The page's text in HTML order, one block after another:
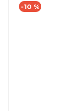
-10 %